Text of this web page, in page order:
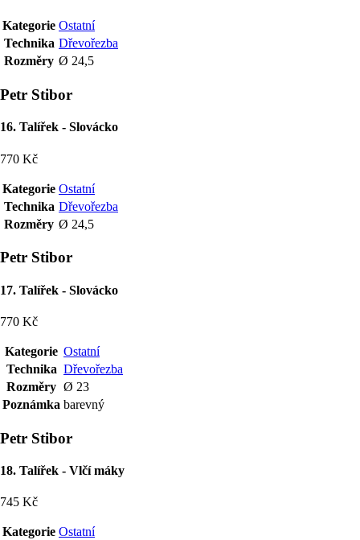
Kategorie Ostatní
Technika Dřevořezba
Rozměry Ø 24,5
Petr Stibor
16. Talířek - Slovácko
770 Kč
Kategorie Ostatní
Technika Dřevořezba
Rozměry Ø 24,5
Petr Stibor
17. Talířek - Slovácko
770 Kč
Kategorie Ostatní
Technika Dřevořezba
Rozměry Ø 23
Poznámka barevný
Petr Stibor
18. Talířek - Vlčí máky
745 Kč
Kategorie Ostatní